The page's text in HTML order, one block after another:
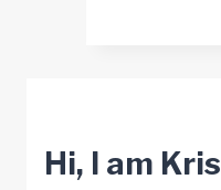
Hi, I am Kris